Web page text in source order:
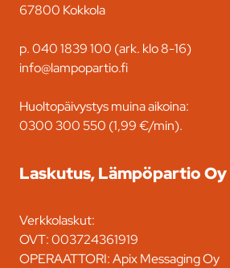
67800 Kokkola
p. 040 1839 100 (ark. klo 8-16)
info@lampopartio.fi
Huoltopäivystys muina aikoina:
0300 300 550 (1,99 €/min).
Laskutus, Lämpöpartio Oy
Verkkolaskut:
OVT: 003724361919
OPERAATTORI: Apix Messaging Oy